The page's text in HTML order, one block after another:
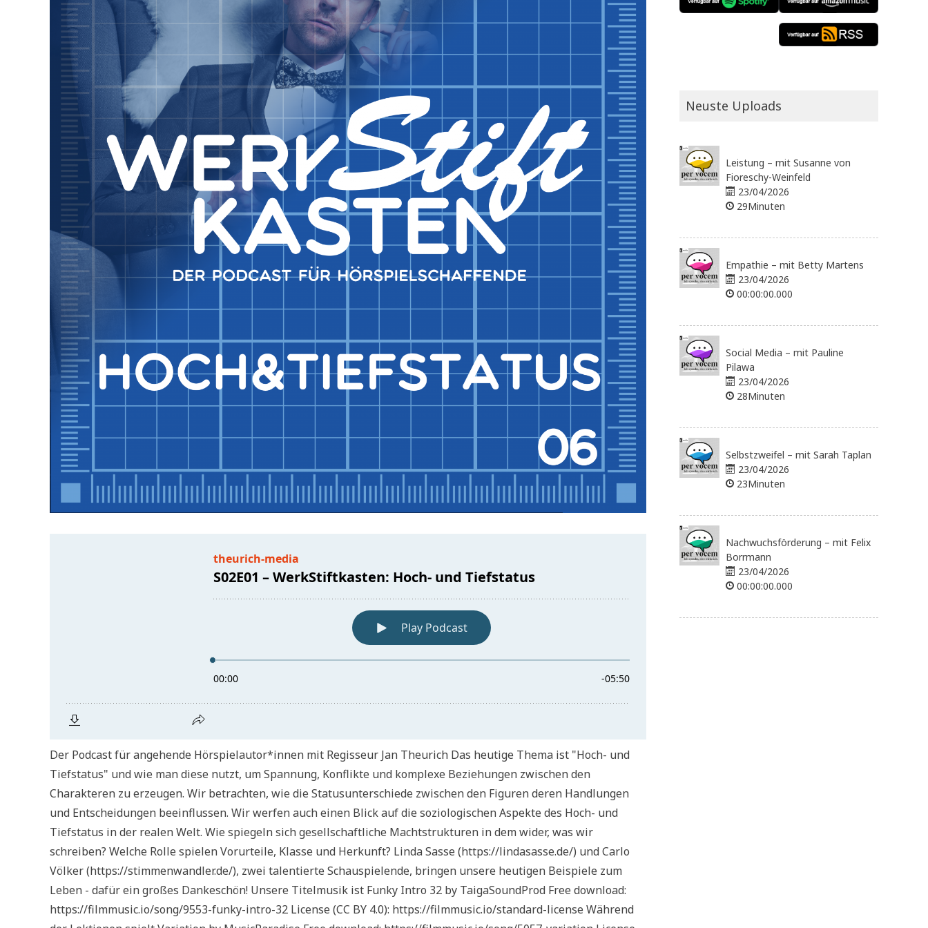
Der Podcast für angehende Hörspielautor*innen mit Regisseur Jan Theurich Das heutige Thema ist "Hoch- und
Tiefstatus" und wie man diese nutzt, um Spannung, Konflikte und komplexe Beziehungen zwischen den
Charakteren zu erzeugen. Wir betrachten, wie die Statusunterschiede zwischen den Figuren deren Handlungen
und Entscheidungen beeinflussen. Wir werfen auch einen Blick auf die soziologischen Aspekte des Hoch- und
Tiefstatus in der realen Welt. Wie spiegeln sich gesellschaftliche Machtstrukturen in dem wider, was wir
schreiben? Welche Rolle spielen Vorurteile, Klasse und Herkunft? Linda Sasse (https://lindasasse.de/) und Carlo
Völker (https://stimmenwandler.de/), zwei talentierte Schauspielende, bringen unsere heutigen Beispiele zum
Leben - dafür ein großes Dankeschön! Unsere Titelmusik ist Funky Intro 32 by TaigaSoundProd Free download:
https://filmmusic.io/song/9553-funky-intro-32 License (CC BY 4.0): https://filmmusic.io/standard-license Während
Neuste Uploads
Leistung – mit Susanne von
Fioreschy-Weinfeld
23/04/2026
29Minuten
Empathie – mit Betty Martens
23/04/2026
00:00:00.000
Social Media – mit Pauline
Pilawa
23/04/2026
28Minuten
Selbstzweifel – mit Sarah Taplan
23/04/2026
23Minuten
Nachwuchsförderung – mit Felix
Borrmann
23/04/2026
00:00:00.000